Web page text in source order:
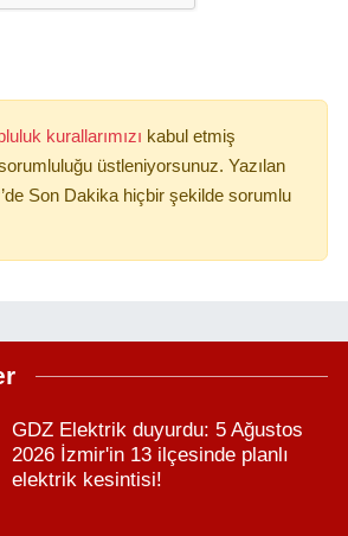
kurallarımızı kabul etmiş
üstleniyorsunuz. Yazılan
Son Dakika hiçbir şekilde sorumlu
GDZ Elektrik duyurdu: 5 Ağustos
2026 İzmir'in 13 ilçesinde planlı
elektrik kesintisi!